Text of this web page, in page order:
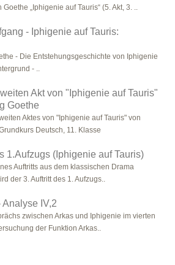
„Iphigenie auf Tauris“ (5. Akt, 3. ..
- Iphigenie auf Tauris:
- Die Entstehungsgeschichte von Iphigenie
- ..
Akt von "Iphigenie auf Tauris"
Goethe
Aktes von "Iphigenie auf Tauris" von
Deutsch, 11. Klasse
1.Aufzugs (Iphigenie auf Tauris)
Auftritts aus dem klassischen Drama
der 3. Auftritt des 1. Aufzugs..
Analyse IV,2
zwischen Arkas und Iphigenie im vierten
der Funktion Arkas..